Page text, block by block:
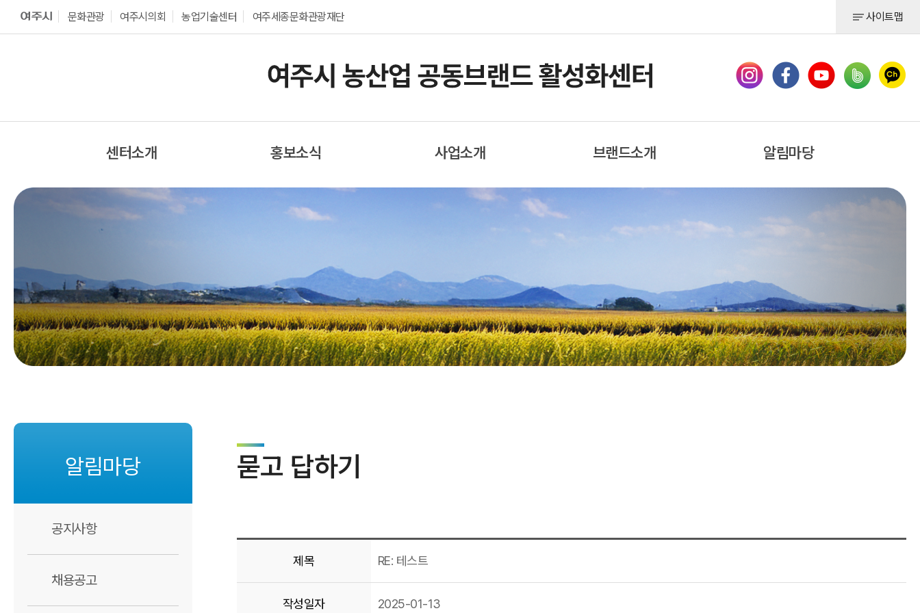
문화관광 여주시의회 농업기술센터 여주세종문화관광재단 사이트맵
센터소개
센터 소개
조직도
기관 캐릭터
찾아오시는 길
홍보소식
센터소식
포토갤러리
영상자료
사업소개 브랜드소개
여주쌀
알림마당
채용공고
제휴 및 건의
알림마당
공지사항
채용공고
묻고 답하기
제목 RE: 테스트
작성일자 2025-01-13